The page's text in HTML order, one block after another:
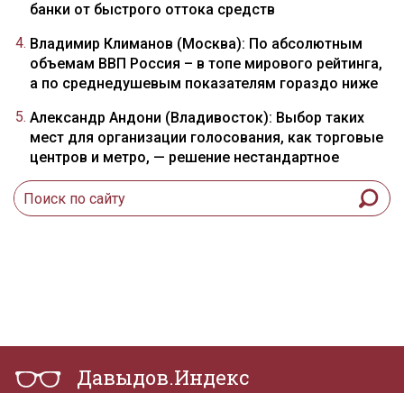
банки от быстрого оттока средств
Владимир Климанов (Москва): По абсолютным
объемам ВВП Россия – в топе мирового рейтинга,
а по среднедушевым показателям гораздо ниже
Александр Андони (Владивосток): Выбор таких
мест для организации голосования, как торговые
центров и метро, — решение нестандартное
Давыдов.Индекс